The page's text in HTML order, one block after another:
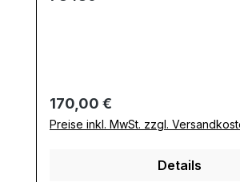
Regulärer Preis:
170,00 €
Preise inkl. MwSt. zzgl.
Details